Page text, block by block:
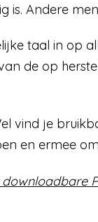
is. Andere
taal in op
de op
vind je
en ermee